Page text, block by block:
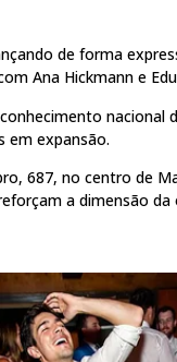
de forma
Ana Hickmann e
em expansão.
687, no centro de
a dimensão